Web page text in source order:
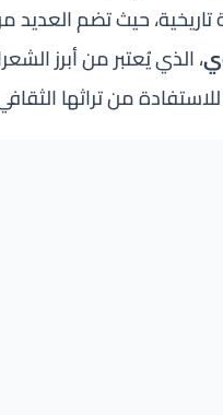
حيث تضم العديد
، الذي يُعتبر من أبرز
من تراثها